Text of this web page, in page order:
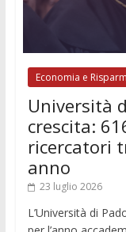
Economia e
Università
crescita:
ricercatori
anno
23 luglio 2026
L’Università di